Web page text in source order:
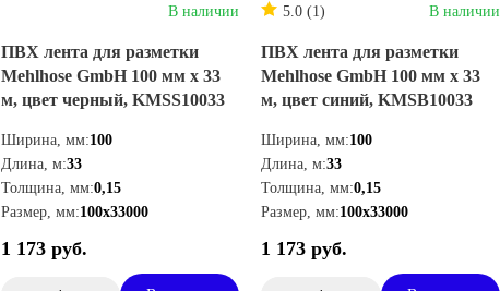
В наличии
ПВХ лента для разметки
Mehlhose GmbH 100 мм х 33
м, цвет черный, KMSS10033
Ширина, мм:100
Длина, м:33
Толщина, мм:0,15
Размер, мм:100х33000
1 173 руб.
5.0 (1) В наличии
ПВХ лента для разметки
Mehlhose GmbH 100 мм х 33
м, цвет синий, KMSB10033
Ширина, мм:100
Длина, м:33
Толщина, мм:0,15
Размер, мм:100х33000
1 173 руб.